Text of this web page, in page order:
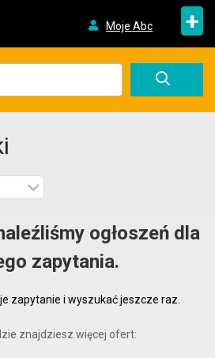
Moje Abc +
ogłoszeń dla
zapytania.
zapytanie i wyszukać jeszcze raz.
znajdziesz więcej ofert: